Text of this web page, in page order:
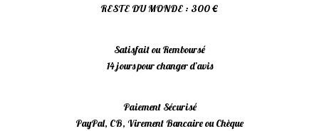
RESTE DU MONDE : 300 €
Satisfait ou Remboursé
14 jours pour changer d’avis
Paiement Sécurisé
PayPal, CB, Virement Bancaire ou Chèque